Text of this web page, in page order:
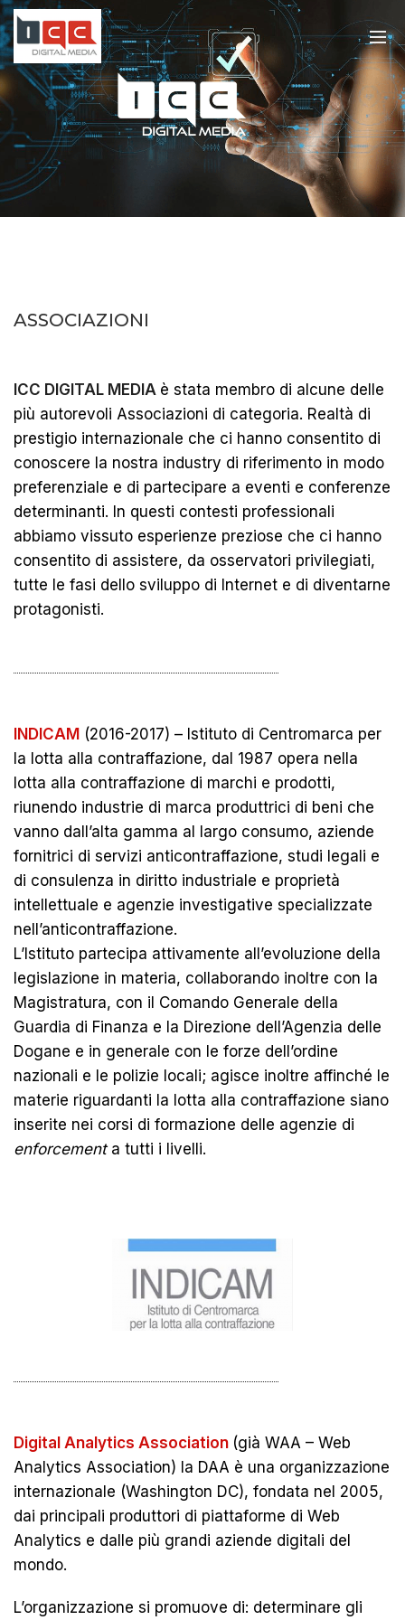
ASSOCIAZIONI
ICC DIGITAL MEDIA è stata membro di alcune delle
più autorevoli Associazioni di categoria. Realtà di
prestigio internazionale che ci hanno consentito di
conoscere la nostra industry di riferimento in modo
preferenziale e di partecipare a eventi e conferenze
determinanti. In questi contesti professionali
abbiamo vissuto esperienze preziose che ci hanno
consentito di assistere, da osservatori privilegiati,
tutte le fasi dello sviluppo di Internet e di diventarne
protagonisti.
INDICAM (2016-2017) – Istituto di Centromarca per
la lotta alla contraffazione, dal 1987 opera nella
lotta alla contraffazione di marchi e prodotti,
riunendo industrie di marca produttrici di beni che
vanno dall’alta gamma al largo consumo, aziende
fornitrici di servizi anticontraffazione, studi legali e
di consulenza in diritto industriale e proprietà
intellettuale e agenzie investigative specializzate
nell’anticontraffazione.
L’Istituto partecipa attivamente all’evoluzione della
legislazione in materia, collaborando inoltre con la
Magistratura, con il Comando Generale della
Guardia di Finanza e la Direzione dell’Agenzia delle
Dogane e in generale con le forze dell’ordine
nazionali e le polizie locali; agisce inoltre affinché le
materie riguardanti la lotta alla contraffazione siano
inserite nei corsi di formazione delle agenzie di
enforcementa tutti i livelli.
Digital Analytics Association (già WAA – Web
Analytics Association) la DAA è una organizzazione
internazionale (Washington DC), fondata nel 2005,
dai principali produttori di piattaforme di Web
Analytics e dalle più grandi aziende digitali del
mondo.
L’organizzazione si promuove di: determinare gli